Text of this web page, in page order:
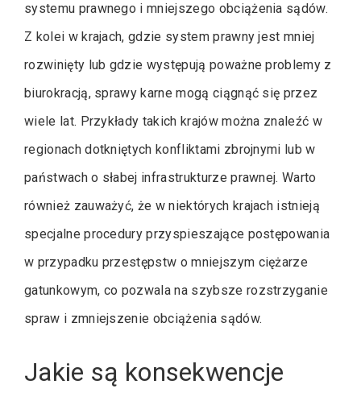
systemu prawnego i mniejszego obciążenia sądów.
Z kolei w krajach, gdzie system prawny jest mniej
rozwinięty lub gdzie występują poważne problemy z
biurokracją, sprawy karne mogą ciągnąć się przez
wiele lat. Przykłady takich krajów można znaleźć w
regionach dotkniętych konfliktami zbrojnymi lub w
państwach o słabej infrastrukturze prawnej. Warto
również zauważyć, że w niektórych krajach istnieją
specjalne procedury przyspieszające postępowania
w przypadku przestępstw o mniejszym ciężarze
gatunkowym, co pozwala na szybsze rozstrzyganie
spraw i zmniejszenie obciążenia sądów.
Jakie są konsekwencje